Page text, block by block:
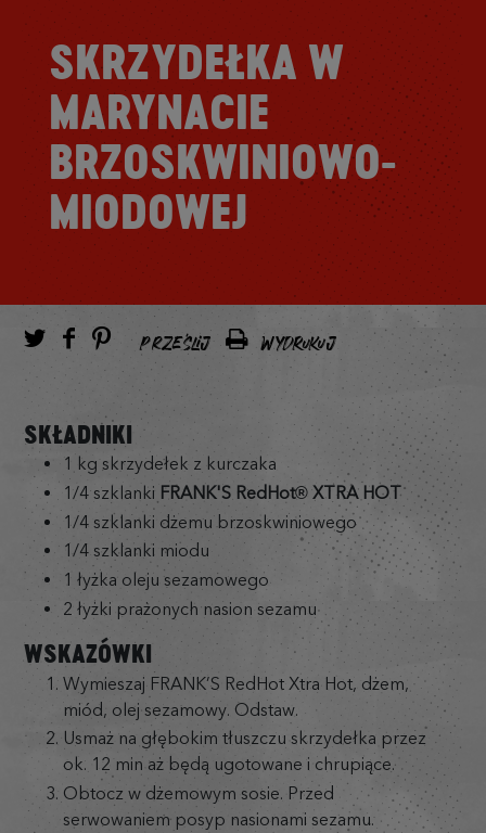
SKRZYDEŁKA W
MARYNACIE
BRZOSKWINIOWO-
MIODOWEJ
PRZEŚLIJ WYDRUKUJ
SKŁADNIKI
1 kg skrzydełek z kurczaka
1/4 szklanki FRANK'S RedHot® XTRA HOT
1/4 szklanki dżemu brzoskwiniowego
1/4 szklanki miodu
1 łyżka oleju sezamowego
2 łyżki prażonych nasion sezamu
WSKAZÓWKI
Wymieszaj FRANK’S RedHot Xtra Hot, dżem,
miód, olej sezamowy. Odstaw.
Usmaż na głębokim tłuszczu skrzydełka przez
ok. 12 min aż będą ugotowane i chrupiące.
Obtocz w dżemowym sosie. Przed
serwowaniem posyp nasionami sezamu.